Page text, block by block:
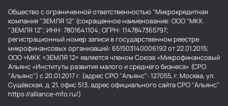
Общество с ограниченной ответственностью "Микрокредитная
компания "ЗЕМЛЯ 12" (сокращенное наименование: ООО "МКК
"ЗЕМЛЯ 12"; ИНН: 7801641104; ОГРН: 1147847365797;
регистрационный номер записи в государственном реестре
микрофинансовых организаций: 651503140006192 от 22.01.2015;
ООО «МКК «ЗЕМЛЯ 12» является членом Союза «Микрофинансовый
Альянс «Институты развития малого и среднего бизнеса» (СРО
"Альянс") с 20.01.2017 г. (адрес СРО "Альянс": 127055, г. Москва, ул.
Сущёвская, д. 21, офис 513, адрес официального сайта СРО "Альянс"
https://alliance-mfo.ru/)